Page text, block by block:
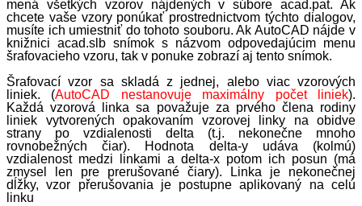
mená všetkých vzorov nájdených v súbore acad.pat. Ak
chcete vaše vzory ponúkať prostrednictvom týchto dialogov,
musíte ich umiestniť do tohoto souboru. Ak AutoCAD nájde v
knižnici acad.slb snímok s názvom odpovedajúcim menu
šrafovacieho vzoru, tak v ponuke zobrazí aj tento snímok.
Šrafovací vzor sa skladá z jednej, alebo viac vzorových
liniek. (AutoCAD nestanovuje maximálny počet liniek).
Každá vzorová linka sa považuje za prvého člena rodiny
liniek vytvorených opakovaním vzorovej linky na obidve
strany po vzdialenosti delta (t.j. nekonečne mnoho
rovnobežných čiar). Hodnota delta-y udáva (kolmú)
vzdialenost medzi linkami a delta-x potom ich posun (má
zmysel len pre prerušované čiary). Linka je nekonečnej
dĺžky, vzor přerušovania je postupne aplikovaný na celú
linku